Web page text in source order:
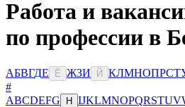
Работа и
по профессии в
АБВГДЕ Ё ЖЗИ Й КЛМНОПРСТ
#
ABCDEFG H IJKLMNOPQRSTUV